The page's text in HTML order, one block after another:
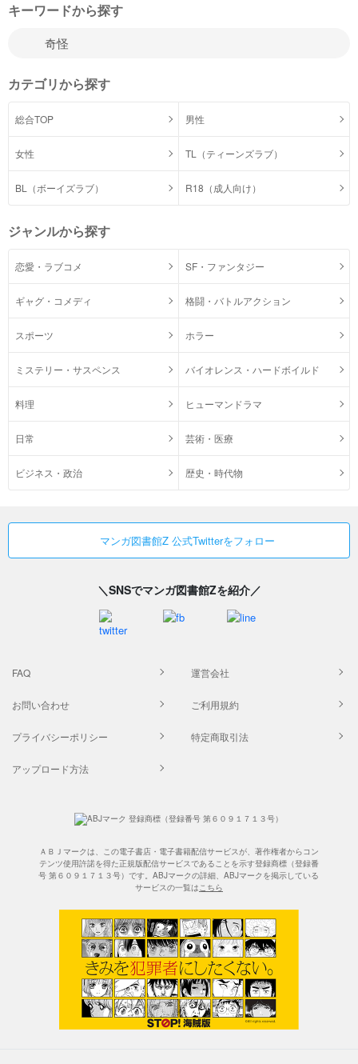
キーワードから探す
カテゴリから探す
総合TOP 男性
女性 TL（ティーンズラブ）
BL（ボーイズラブ） R18（成人向け）
ジャンルから探す
恋愛・ラブコメ SF・ファンタジー
ギャグ・コメディ 格闘・バトルアクション
スポーツ ホラー
ミステリー・サスペンス バイオレンス・ハードボイルド
料理 ヒューマンドラマ
日常 芸術・医療
ビジネス・政治 歴史・時代物
マンガ図書館Z 公式Twitterをフォロー
＼SNSでマンガ図書館Zを紹介／
FAQ 運営会社
お問い合わせ ご利用規約
プライバシーポリシー 特定商取引法
アップロード方法
ＡＢＪマークは、この電子書店・電子書籍配信サービスが、著作権者からコン
テンツ使用許諾を得た正規版配信サービスであることを示す登録商標（登録番
号 第６０９１７１３号）です。ABJマークの詳細、ABJマークを掲示している
サービスの一覧はこちら